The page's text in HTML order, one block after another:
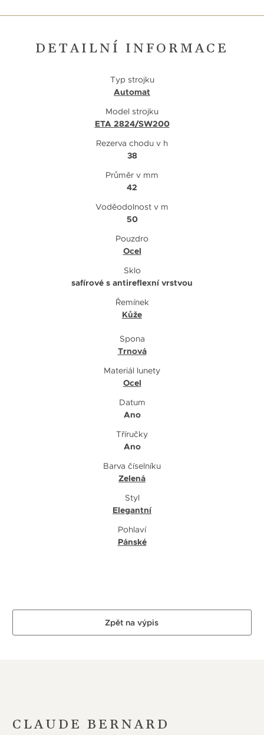
DETAILNÍ INFORMACE
Typ strojku
Automat
Model strojku
ETA 2824/SW200
Rezerva chodu v h
38
Průměr v mm
42
Voděodolnost v m
50
Pouzdro
Ocel
Sklo
safírové s antireflexní vrstvou
Řemínek
Kůže
Spona
Trnová
Materiál lunety
Ocel
Datum
Ano
Tříručky
Ano
Barva číselníku
Zelená
Styl
Elegantní
Pohlaví
Pánské
Zpět na výpis
CLAUDE BERNARD